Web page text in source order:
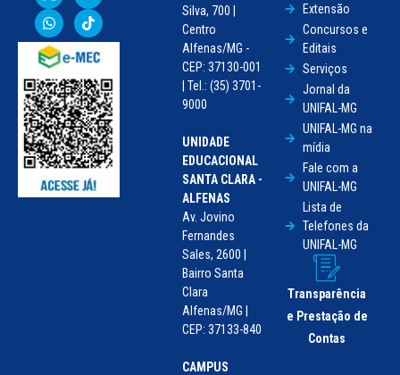
Silva, 700 |
Centro
Alfenas/MG -
CEP: 37130-001
| Tel.: (35) 3701-
9000
UNIDADE
EDUCACIONAL
SANTA CLARA -
ALFENAS
Av. Jovino
Fernandes
Sales, 2600 |
Bairro Santa
Clara
Alfenas/MG |
CEP: 37133-840
CAMPUS
Extensão
Concursos e
Editais
Serviços
Jornal da
UNIFAL-MG
UNIFAL-MG na
mídia
Fale com a
UNIFAL-MG
Lista de
Telefones da
UNIFAL-MG
Transparência
e Prestação de
Contas